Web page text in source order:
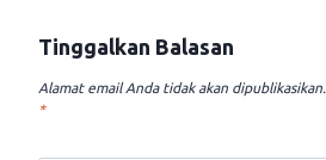
Tinggalkan Balasan
Alamat email Anda tidak akan dipublikasikan.
*